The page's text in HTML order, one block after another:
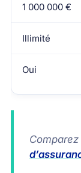
1 000 000 €
Illimité
Oui